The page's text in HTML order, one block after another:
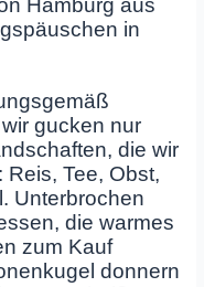
Hamburg aus
in
gucken nur
die wir
Tee, Obst,
Unterbrochen
die warmes
zum Kauf
donnern